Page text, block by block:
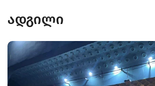
ადგილი